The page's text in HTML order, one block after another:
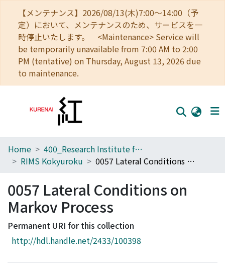
【メンテナンス】2026/08/13(木)7:00～14:00（予
定）において、メンテナンスのため、サービスを一
時停止いたします。 <Maintenance> Service will
be temporarily unavailable from 7:00 AM to 2:00
PM (tentative) on Thursday, August 13, 2026 due
to maintenance.
Home
Browse
Download Ranking
Access Statistics
Home
400_Research Institute for Mathematical Sciences
RIMS Kokyuroku
0057 Lateral Conditions on Markov Process
0057 Lateral Conditions on
Markov Process
Permanent URI for this collection
http://hdl.handle.net/2433/100398